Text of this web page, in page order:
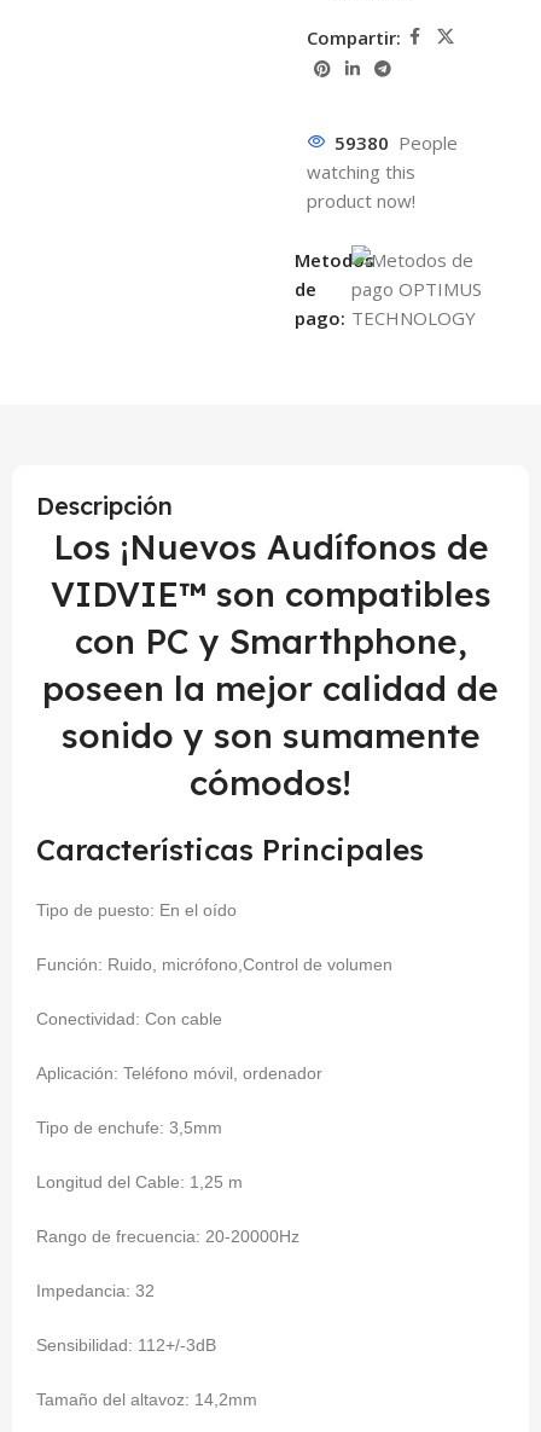
Compartir:
59380 People
watching this
product now!
Metodos
de
pago:
Descripción
Los ¡Nuevos Audífonos de
VIDVIE™ son compatibles
con PC y Smarthphone,
poseen la mejor calidad de
sonido y son sumamente
cómodos!
Características Principales
Tipo de puesto: En el oído
Función: Ruido, micrófono,Control de volumen
Conectividad: Con cable
Aplicación: Teléfono móvil, ordenador
Tipo de enchufe: 3,5mm
Longitud del Cable: 1,25 m
Rango de frecuencia: 20-20000Hz
Impedancia: 32
Sensibilidad: 112+/-3dB
Tamaño del altavoz: 14,2mm